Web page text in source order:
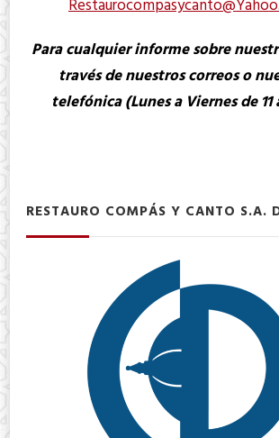
Para cualquier informe sobre
través de nuestros correos o
telefónica (Lunes a Viernes de
RESTAURO COMPÁS Y CANTO S.A.